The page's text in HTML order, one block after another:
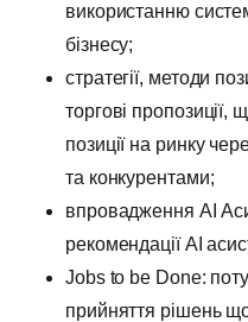
використанню
бізнесу;
стратегії, методи
торгові пропозиції,
позиції на ринку
та конкурентами;
впровадження AI
рекомендації AI
Jobs to be Done:
прийняття рішень